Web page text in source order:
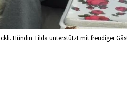
Hündin Tilda unterstützt mit freudiger